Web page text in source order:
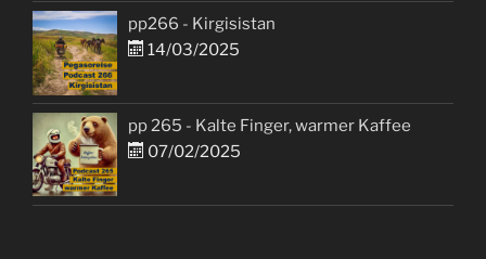
pp266 - Kirgisistan
14/03/2025
pp 265 - Kalte Finger, warmer Kaffee
07/02/2025